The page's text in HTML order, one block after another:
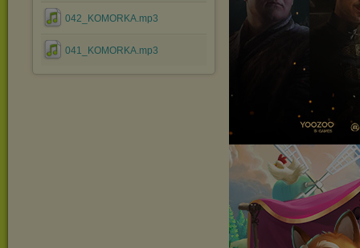
042_KOMORKA.mp3
041_KOMORKA.mp3